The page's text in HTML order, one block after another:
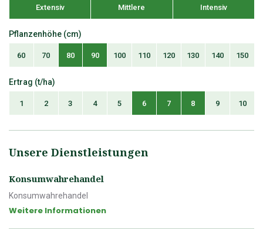
Extensiv Mittlere Intensiv
Pflanzenhöhe (cm)
60 70 80 90 100 110 120 130 140 150
Ertrag (t/ha)
1 2 3 4 5 6 7 8 9 10
Unsere Dienstleistungen
Konsumwahrehandel
Konsumwahrehandel
Weitere Informationen